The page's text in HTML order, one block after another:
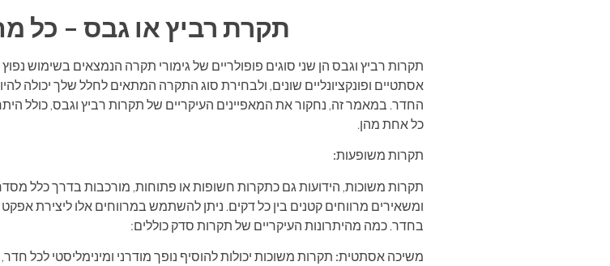
תקרת רביץ או גבס – כל
תקרות רביץ וגבס הן שני סוגים פופולריים של גימורי תקרה הנמצאים בשימוש
אסתטיים ופונקציונליים שונים, ולבחירת סוג התקרה המתאים לחלל שלך
החדר. במאמר זה, נחקור את המאפיינים העיקריים של תקרות רביץ וגבס, כולל
כל אחת מהן.
תקרות משופעות:
תקרות משוכות, הידועות גם כתקרות חשופות או פתוחות, מורכבות בדרך כלל
ומשאירים מרווחים קטנים בין כל דקים. ניתן להשתמש במרווחים אלו ליצירת אפקט
בחדר. כמה מהיתרונות העיקריים של תקרות סדק כוללים:
משיכה אסתטית: תקרות משוכות יכולות להוסיף נופך מודרני ומינימליסטי לכל